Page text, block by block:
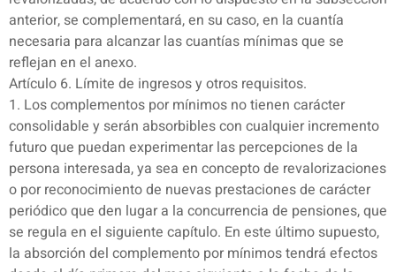
anterior, se complementará, en su caso, en la cuantía
necesaria para alcanzar las cuantías mínimas que se
reflejan en el anexo.
Artículo 6. Límite de ingresos y otros requisitos.
1. Los complementos por mínimos no tienen carácter
consolidable y serán absorbibles con cualquier incremento
futuro que puedan experimentar las percepciones de la
persona interesada, ya sea en concepto de revalorizaciones
o por reconocimiento de nuevas prestaciones de carácter
periódico que den lugar a la concurrencia de pensiones, que
se regula en el siguiente capítulo. En este último supuesto,
la absorción del complemento por mínimos tendrá efectos